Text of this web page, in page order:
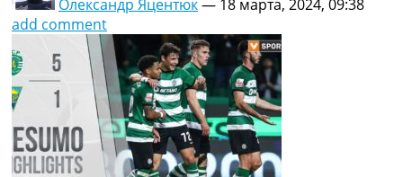
Олександр Яцентюк— 18 марта, 2024, 09:38
add comment